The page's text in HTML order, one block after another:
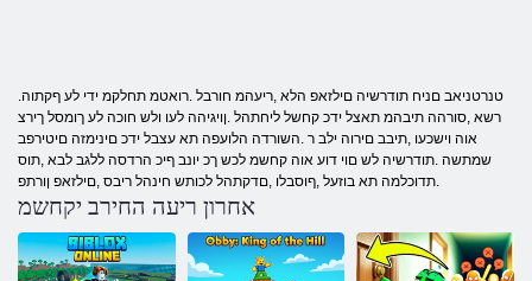
רשא ,סורהה תיבהמ תאצל ידכ קחשל ליחתהל .ןויגיהה לעו ולש חוכה לע ךומסל ךירצ
אוה וישכעו ,תיבב םירוה ילב ר .השורדה הלועפה תא עצבל ידכ םינימזה םיטירפב
שמתשה .תודרשיה לש םוי דוע אוה קחשמ לכש ךכ יונב ףיכ הרדסה ללגב לבא ,תוס
.תדוכלמה תא בוזעל ,ףוסבלו ,םדקתהל לכותש חינהל ריבס ,םילזאפ ןורתפ
אחרון ריעה החירב יקחשמ